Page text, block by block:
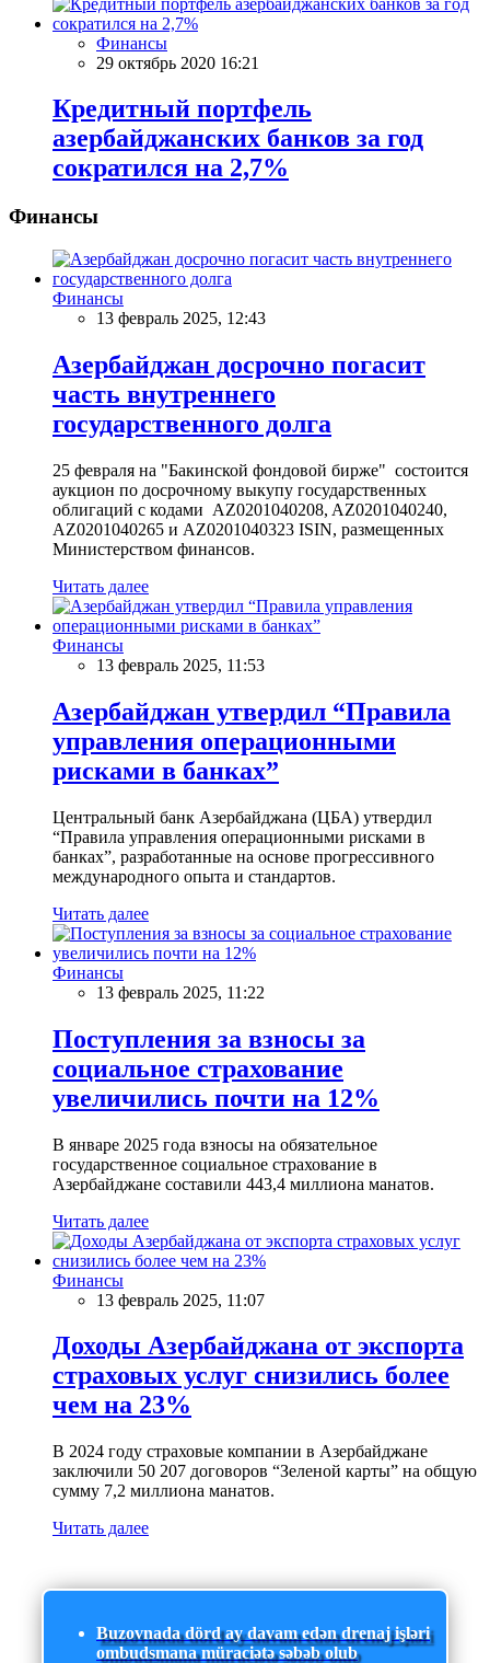
Финансы
29 октябрь 2020 16:21
Кредитный портфель
азербайджанских банков за год
сократился на 2,7%
Финансы
Финансы
13 февраль 2025, 12:43
Азербайджан досрочно погасит
часть внутреннего
государственного долга
25 февраля на "Бакинской фондовой бирже" состоится
аукцион по досрочному выкупу государственных
облигаций с кодами AZ0201040208, AZ0201040240,
AZ0201040265 и AZ0201040323 ISIN, размещенных
Министерством финансов.
Читать далее
Финансы
13 февраль 2025, 11:53
Азербайджан утвердил “Правила
управления операционными
рисками в банках”
Центральный банк Азербайджана (ЦБА) утвердил
“Правила управления операционными рисками в
банках”, разработанные на основе прогрессивного
международного опыта и стандартов.
Читать далее
Финансы
13 февраль 2025, 11:22
Поступления за взносы за
социальное страхование
увеличились почти на 12%
В январе 2025 года взносы на обязательное
государственное социальное страхование в
Азербайджане составили 443,4 миллиона манатов.
Читать далее
Финансы
13 февраль 2025, 11:07
Доходы Азербайджана от экспорта
страховых услуг снизились более
чем на 23%
В 2024 году страховые компании в Азербайджане
заключили 50 207 договоров “Зеленой карты” на общую
сумму 7,2 миллиона манатов.
Читать далее
Buzovnada dörd ay davam edən drenaj işləri
ombudsmana müraciətə səbəb olub